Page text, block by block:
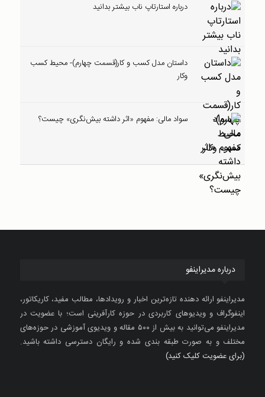
درباره استارتاپ ناب بیشتر بدانید
داستان مدل کسب و کار(قسمت چهارم)- محیط کسب
وکار
سواد مالی: مفهوم «اثر داشته بیش‌نگری» چیست؟
درباره مدیراینفو
مدیراینفو ارائه دهنده تازه‌ترین اخبار و رویدادها، مطالب مفید، کاریکاتور،
اینفوگراف و ویدیوهای کاربردی در حوزه کارآفرینی است؛ با عضویت در
مدیراینفو می‌توانید به بیش از ۵۰۰ مقاله و ویدیوی آموزشی در حوزه‌های
مختلف و به صورت طبقه بندی شده و رایگان دسترسی داشته باشید.
(برای عضویت کلیک کنید)